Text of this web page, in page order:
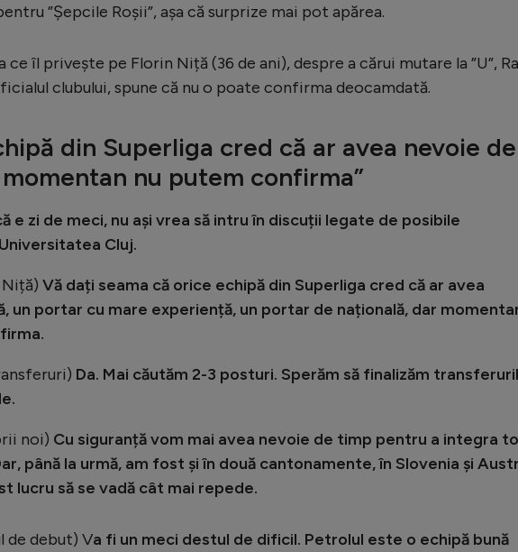
”Șepcile Roșii”, așa că surprize mai pot apărea.
ce îl privește pe Florin Niță (36 de ani), despre a cărui mutare la ”U”,
clubului, spune că nu o poate confirma deocamdată.
din Superliga cred că ar avea nevoie de
nu putem confirma”
e zi de meci, nu ași vrea să intru în discuții legate de posibile
Cluj.
Vă dați seama că orice echipă din Superliga cred că ar avea
un portar cu mare experiență, un portar de națională, dar
Da. Mai căutăm 2-3 posturi. Sperăm să finalizăm
noi) Cu siguranță vom mai avea nevoie de timp pentru a integra
până la urmă, am fost și în două cantonamente, în Slovenia și
lucru să se vadă cât mai repede.
de debut) Va fi un meci destul de dificil. Petrolul este o echipă bună